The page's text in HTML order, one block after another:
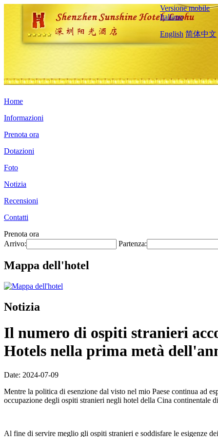
Versione mobile
Italiano
English 简体中文
Home
Informazioni
Prenota ora
Dotazioni
Foto
Notizia
Recensioni
Contatti
Prenota ora
Arrivo:
Partenza:
Mappa dell'hotel
Notizia
Il numero di ospiti stranieri
Hotels nella prima metà
Date: 2024-07-09
Mentre la politica di esenzione dal visto nel mio Paese continua ad
occupazione degli ospiti stranieri negli hotel della Cina continentale
Al fine di servire meglio gli ospiti stranieri e soddisfare le esigenze